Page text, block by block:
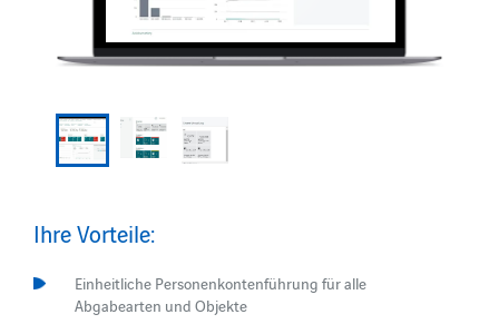
Ihre Vorteile:
Einheitliche Personenkontenführung für alle
Abgabearten und Objekte